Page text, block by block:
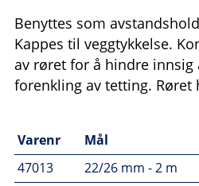
Benyttes som
Kappes til veggtykkelse.
av røret for å hindre
forenkling av tetting. Røret
Varenr Mål
47013
22/26 mm - 2 m